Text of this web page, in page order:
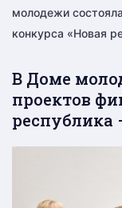
молодежи
конкурса «Новая
В Доме
проектов